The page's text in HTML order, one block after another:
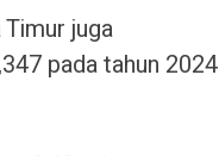
juga
pada tahun 2024